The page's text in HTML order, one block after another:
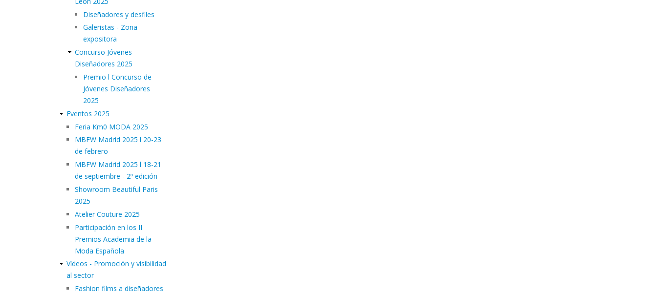
Diseñadores y desfiles
Galeristas - Zona
expositora
Concurso Jóvenes
Diseñadores 2025
Premio l Concurso de
Jóvenes Diseñadores
2025
Eventos 2025
Feria Km0 MODA 2025
MBFW Madrid 2025 l 20-23
de febrero
MBFW Madrid 2025 l 18-21
de septiembre - 2º edición
Showroom Beautiful Paris
2025
Atelier Couture 2025
Participación en los II
Premios Academia de la
Moda Española
Vídeos - Promoción y visibilidad
al sector
Fashion films a diseñadores